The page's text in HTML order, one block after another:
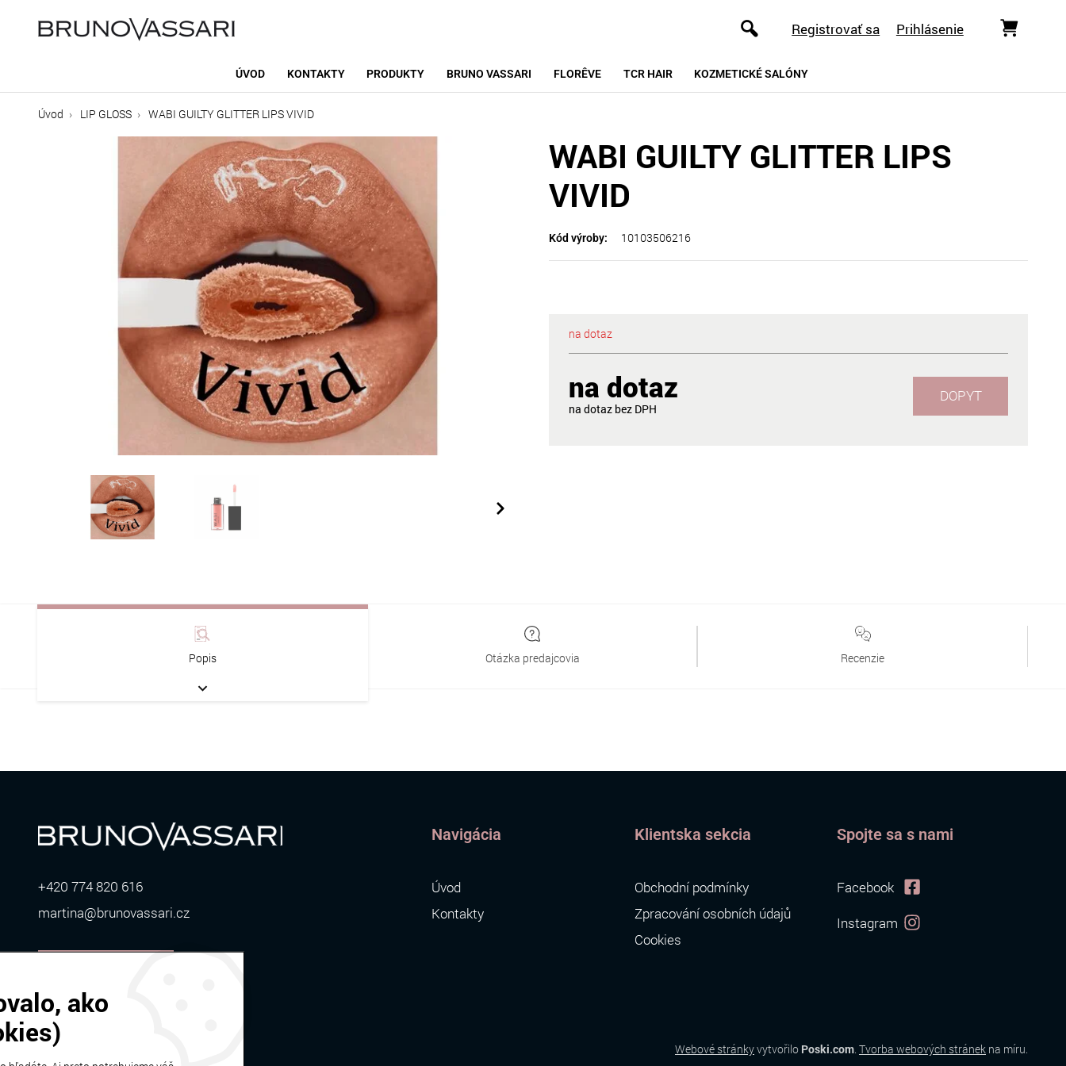
Registrovať sa Prihlásenie
ÚVOD KONTAKTY PRODUKTY BRUNO VASSARI FLORÊVE TCR HAIR KOZMETICKÉ SALÓNY
Úvod LIP GLOSS WABI GUILTY GLITTER LIPS VIVID
WABI GUILTY GLITTER LIPS
VIVID
Kód výroby: 10103506216
na dotaz
na dotaz
na dotaz
DOPYT
Popis Otázka predajcovia Recenzie
+420 774 820 616
martina@brunovassari.cz
Navigácia
Úvod
Kontakty
Klientska sekcia
Obchodní podmínky
Zpracování osobních údajů
Cookies
Spojte sa s nami
Facebook
Instagram
Bruno Vassari | © 2026 Webové stránkyvytvořilo Poski.com. Tvorba webových stránek na míru.
ako